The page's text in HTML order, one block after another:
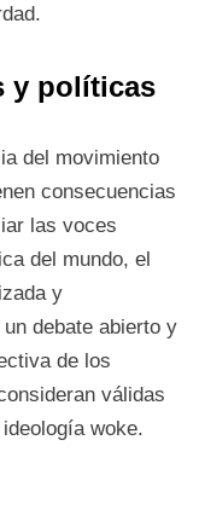
y políticas
del movimiento
consecuencias
las voces
del mundo, el
y
debate abierto y
de los
válidas
woke.